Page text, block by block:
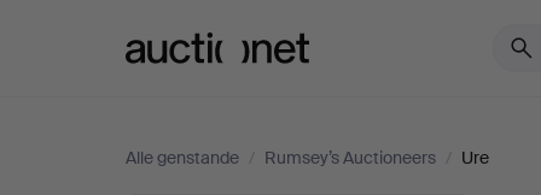
Alle genstande / Rumsey’s Auctioneers / Ure